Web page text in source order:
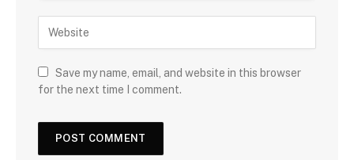
Save my name, email, and website in this browser
for the next time I comment.